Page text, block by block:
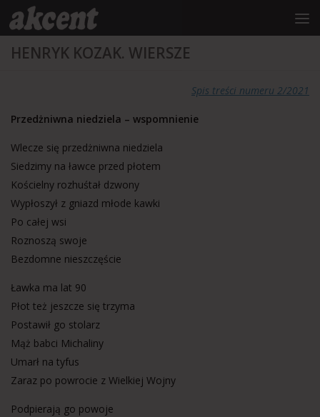
treści
Przejdź do treści
HENRYK KOZAK. WIERSZE
Spis treści numeru 2/2021
Przedżniwna niedziela – wspomnienie
Wlecze się przedżniwna niedziela
Siedzimy na ławce przed płotem
Kościelny rozhuśtał dzwony
Wypłoszył z gniazd młode kawki
Po całej wsi
Roznoszą swoje
Bezdomne nieszczęście
Ławka ma lat 90
Płot też jeszcze się trzyma
Postawił go stolarz
Mąż babci Michaliny
Umarł na tyfus
Zaraz po powrocie z Wielkiej Wojny
Podpierają go powoje